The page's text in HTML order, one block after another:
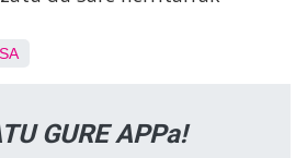
GURE APPa!